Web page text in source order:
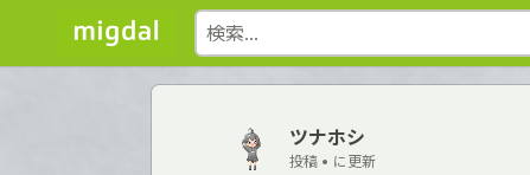
ツナホシ
投稿 • に更新